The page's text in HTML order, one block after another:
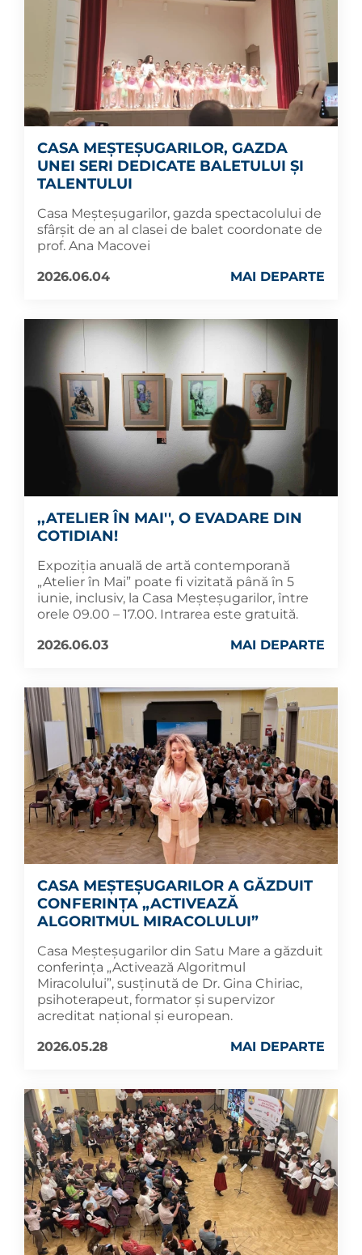
CASA MEȘTEȘUGARILOR, GAZDA
UNEI SERI DEDICATE BALETULUI ȘI
TALENTULUI
Casa Meșteșugarilor, gazda spectacolului de
sfârșit de an al clasei de balet coordonate de
prof. Ana Macovei
2026.06.04
MAI DEPARTE
,,ATELIER ÎN MAI'', O EVADARE DIN
COTIDIAN!
Expoziția anuală de artă contemporană
„Atelier în Mai” poate fi vizitată până în 5
iunie, inclusiv, la Casa Meșteșugarilor, între
orele 09.00 – 17.00. Intrarea este gratuită.
2026.06.03
MAI DEPARTE
CASA MEȘTEȘUGARILOR A GĂZDUIT
CONFERINȚA „ACTIVEAZĂ
ALGORITMUL MIRACOLULUI”
Casa Meșteșugarilor din Satu Mare a găzduit
conferința „Activează Algoritmul
Miracolului”, susținută de Dr. Gina Chiriac,
psihoterapeut, formator și supervizor
acreditat național și european.
2026.05.28
MAI DEPARTE